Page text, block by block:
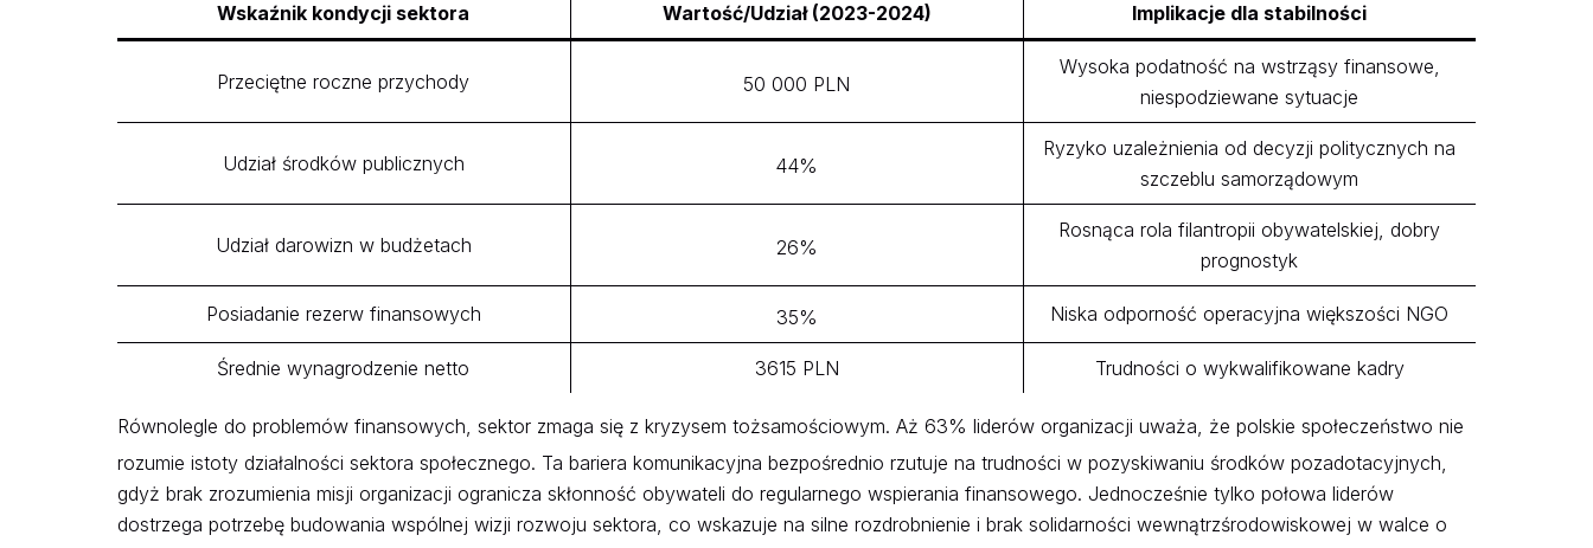
Wskaźnik kondycji sektora Wartość/Udział (2023-2024) Implikacje dla stabilności
Przeciętne roczne przychody 50 000 PLN
Wysoka podatność na wstrząsy finansowe,
niespodziewane sytuacje
Udział środków publicznych 44%
Ryzyko uzależnienia od decyzji politycznych na
szczeblu samorządowym
Udział darowizn w budżetach 26%
Rosnąca rola filantropii obywatelskiej, dobry
prognostyk
Posiadanie rezerw finansowych 35% Niska odporność operacyjna większości NGO
Średnie wynagrodzenie netto 3615 PLN Trudności o wykwalifikowane kadry
Równolegle do problemów finansowych, sektor zmaga się z kryzysem tożsamościowym. Aż 63% liderów organizacji uważa, że polskie społeczeństwo nie
rozumie istoty działalności sektora społecznego. Ta bariera komunikacyjna bezpośrednio rzutuje na trudności w pozyskiwaniu środków pozadotacyjnych,
gdyż brak zrozumienia misji organizacji ogranicza skłonność obywateli do regularnego wspierania finansowego. Jednocześnie tylko połowa liderów
dostrzega potrzebę budowania wspólnej wizji rozwoju sektora, co wskazuje na silne rozdrobnienie i brak solidarności wewnątrzśrodowiskowej w walce o